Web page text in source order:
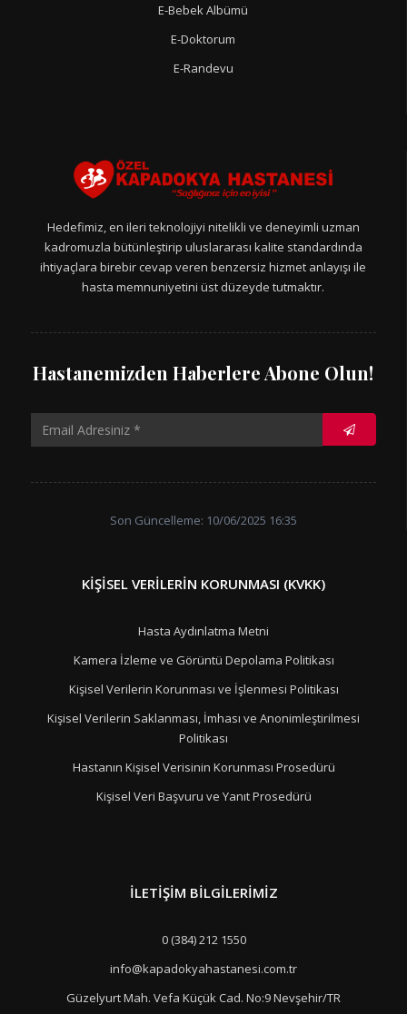
E-Bebek Albümü
E-Doktorum
E-Randevu
Hedefimiz, en ileri teknolojiyi nitelikli ve deneyimli uzman
kadromuzla bütünleştirip uluslararası kalite standardında
ihtiyaçlara birebir cevap veren benzersiz hizmet anlayışı ile
hasta memnuniyetini üst düzeyde tutmaktır.
Hastanemizden Haberlere Abone Olun!
Son Güncelleme: 10/06/2025 16:35
KIŞISEL VERILERIN KORUNMASI (KVKK)
Hasta Aydınlatma Metni
Kamera İzleme ve Görüntü Depolama Politikası
Kişisel Verilerin Korunması ve İşlenmesi Politikası
Kişisel Verilerin Saklanması, İmhası ve Anonimleştirilmesi
Politikası
Hastanın Kişisel Verisinin Korunması Prosedürü
Kişisel Veri Başvuru ve Yanıt Prosedürü
İLETIŞIM BILGILERIMIZ
0 (384) 212 1550
info@kapadokyahastanesi.com.tr
Güzelyurt Mah. Vefa Küçük Cad. No:9 Nevşehir/TR